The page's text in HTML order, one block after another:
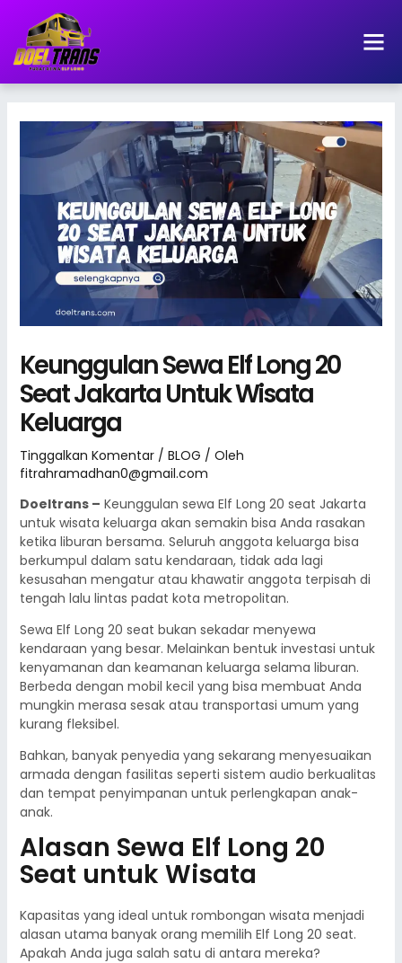
konten
Keunggulan Sewa Elf Long 20
Seat Jakarta Untuk Wisata
Keluarga
Tinggalkan Komentar / BLOG / Oleh
fitrahramadhan0@gmail.com
Doeltrans – Keunggulan sewa Elf Long 20 seat Jakarta
untuk wisata keluarga akan semakin bisa Anda rasakan
ketika liburan bersama. Seluruh anggota keluarga bisa
berkumpul dalam satu kendaraan, tidak ada lagi
kesusahan mengatur atau khawatir anggota terpisah di
tengah lalu lintas padat kota metropolitan.
Sewa Elf Long 20 seat bukan sekadar menyewa
kendaraan yang besar. Melainkan bentuk investasi untuk
kenyamanan dan keamanan keluarga selama liburan.
Berbeda dengan mobil kecil yang bisa membuat Anda
mungkin merasa sesak atau transportasi umum yang
kurang fleksibel.
Bahkan, banyak penyedia yang sekarang menyesuaikan
armada dengan fasilitas seperti sistem audio berkualitas
dan tempat penyimpanan untuk perlengkapan anak-
anak.
Alasan Sewa Elf Long 20
Seat untuk Wisata
Kapasitas yang ideal untuk rombongan wisata menjadi
alasan utama banyak orang memilih Elf Long 20 seat.
Apakah Anda juga salah satu di antara mereka?